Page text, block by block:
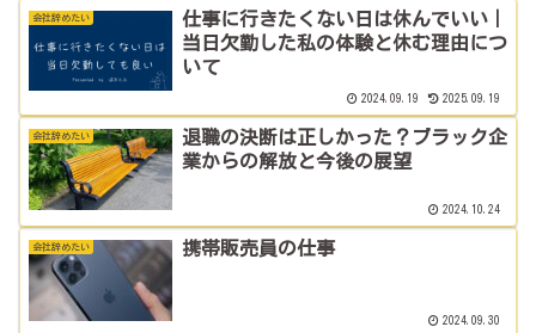
会社辞めたい
仕事に行きたくない日は休んでいい｜
当日欠勤した私の体験と休む理由につ
いて
2024.09.19 2025.09.19
会社辞めたい
退職の決断は正しかった？ブラック企
業からの解放と今後の展望
2024.10.24
会社辞めたい 携帯販売員の仕事
2024.09.30